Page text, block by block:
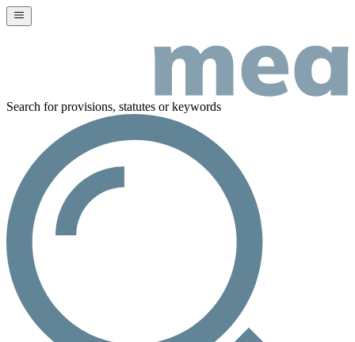
Search for provisions, statutes or keywords